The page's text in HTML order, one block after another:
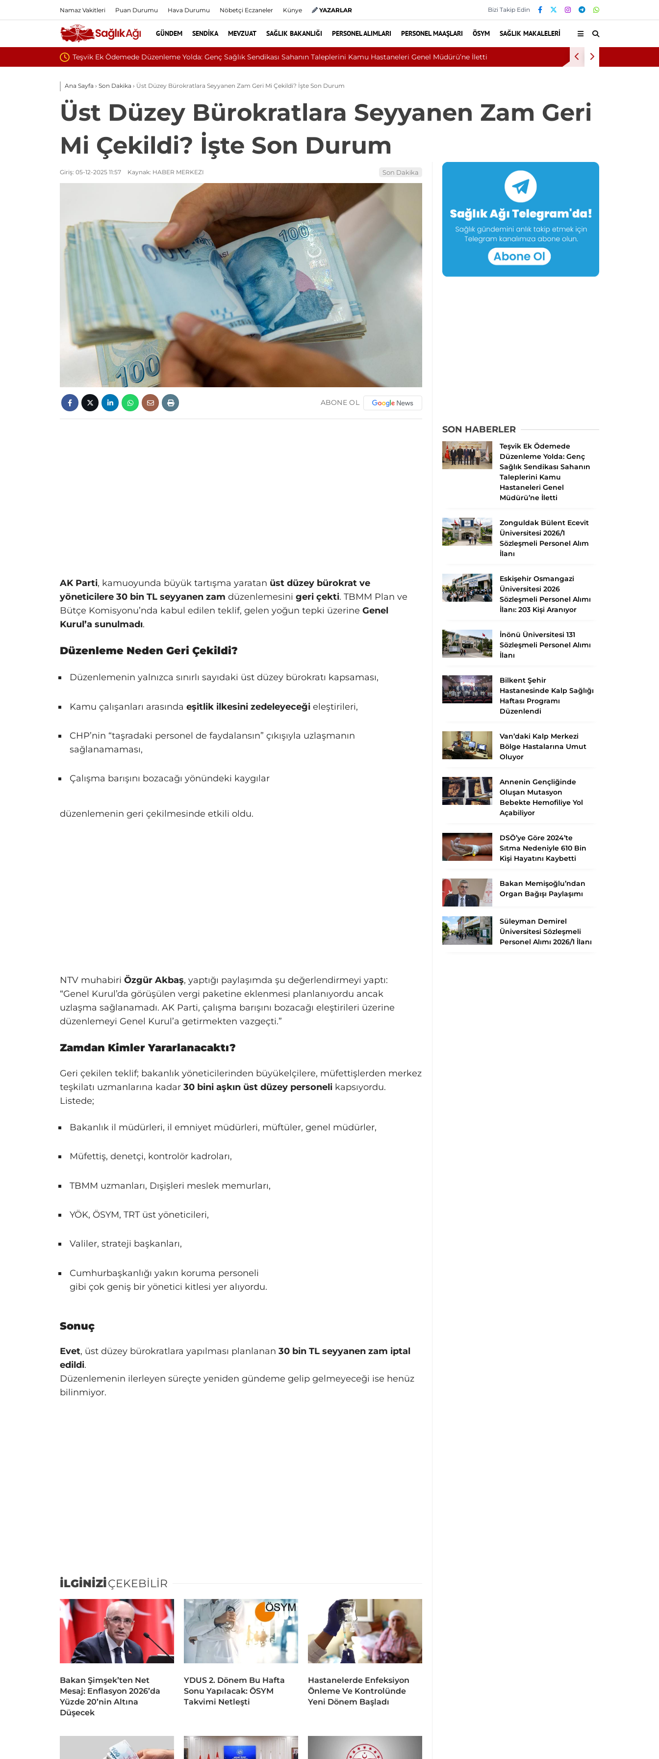
Namaz Vakitleri Puan Durumu Hava Durumu Nöbetçi Eczaneler Künye YAZARLAR Bizi Takip Edin
GÜNDEM SENDIKA MEVZUAT SAĞLIK BAKANLIĞI PERSONEL ALIMLARI PERSONEL MAAŞLARI ÖSYM SAĞLIK MAKALELERI
Hastaneleri Genel Müdürü’ne İletti Zonguldak Bülent Ecevit Üniversitesi 2026/1 Sözleşmeli Personel Alım İlanı
Ana Sayfa › Son Dakika › Üst Düzey Bürokratlara Seyyanen Zam Geri Mi Çekildi? İşte Son Durum
Üst Düzey Bürokratlara Seyyanen Zam Geri
Mi Çekildi? İşte Son Durum
Giriş: 05-12-2025 11:57 Kaynak: HABER MERKEZI Son Dakika
ABONE OL
AK Parti, kamuoyunda büyük tartışma yaratan üst düzey bürokrat ve
yöneticilere 30 bin TL seyyanen zam düzenlemesini geri çekti. TBMM Plan ve
Bütçe Komisyonu’nda kabul edilen teklif, gelen yoğun tepki üzerine Genel
Kurul’a sunulmadı.
Düzenleme Neden Geri Çekildi?
Düzenlemenin yalnızca sınırlı sayıdaki üst düzey bürokratı kapsaması,
Kamu çalışanları arasında eşitlik ilkesini zedeleyeceği eleştirileri,
CHP’nin “taşradaki personel de faydalansın” çıkışıyla uzlaşmanın
sağlanamaması,
Çalışma barışını bozacağı yönündeki kaygılar
düzenlemenin geri çekilmesinde etkili oldu.
NTV muhabiri Özgür Akbaş, yaptığı paylaşımda şu değerlendirmeyi yaptı:
“Genel Kurul’da görüşülen vergi paketine eklenmesi planlanıyordu ancak
uzlaşma sağlanamadı. AK Parti, çalışma barışını bozacağı eleştirileri üzerine
düzenlemeyi Genel Kurul’a getirmekten vazgeçti.”
Zamdan Kimler Yararlanacaktı?
Geri çekilen teklif; bakanlık yöneticilerinden büyükelçilere, müfettişlerden merkez
teşkilatı uzmanlarına kadar 30 bini aşkın üst düzey personeli kapsıyordu.
Listede;
Bakanlık il müdürleri, il emniyet müdürleri, müftüler, genel müdürler,
Müfettiş, denetçi, kontrolör kadroları,
TBMM uzmanları, Dışişleri meslek memurları,
YÖK, ÖSYM, TRT üst yöneticileri,
Valiler, strateji başkanları,
Cumhurbaşkanlığı yakın koruma personeli
gibi çok geniş bir yönetici kitlesi yer alıyordu.
Sonuç
Evet, üst düzey bürokratlara yapılması planlanan 30 bin TL seyyanen zam iptal
edildi.
Düzenlemenin ilerleyen süreçte yeniden gündeme gelip gelmeyeceği ise henüz
bilinmiyor.
İLGİNİZİÇEKEBİLİR
Bakan Şimşek’ten Net
Mesaj: Enflasyon 2026’da
Yüzde 20’nin Altına
Düşecek
YDUS 2. Dönem Bu Hafta
Sonu Yapılacak: ÖSYM
Takvimi Netleşti
Hastanelerde Enfeksiyon
Önleme Ve Kontrolünde
Yeni Dönem Başladı
SON HABERLER
Teşvik Ek Ödemede
Düzenleme Yolda: Genç
Sağlık Sendikası Sahanın
Taleplerini Kamu
Hastaneleri Genel
Müdürü’ne İletti
Zonguldak Bülent Ecevit
Üniversitesi 2026/1
Sözleşmeli Personel Alım
İlanı
Eskişehir Osmangazi
Üniversitesi 2026
Sözleşmeli Personel Alımı
İlanı: 203 Kişi Aranıyor
İnönü Üniversitesi 131
Sözleşmeli Personel Alımı
İlanı
Bilkent Şehir
Hastanesinde Kalp Sağlığı
Haftası Programı
Düzenlendi
Van’daki Kalp Merkezi
Bölge Hastalarına Umut
Oluyor
Annenin Gençliğinde
Oluşan Mutasyon
Bebekte Hemofiliye Yol
Açabiliyor
DSÖ’ye Göre 2024’te
Sıtma Nedeniyle 610 Bin
Kişi Hayatını Kaybetti
Bakan Memişoğlu’ndan
Organ Bağışı Paylaşımı
Süleyman Demirel
Üniversitesi Sözleşmeli
Personel Alımı 2026/1 İlanı